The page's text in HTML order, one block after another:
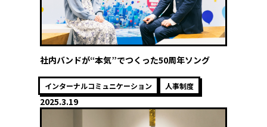
社内バンドが“本気”でつくった50周年ソング
インターナルコミュニケーション 人事制度
2025.3.19